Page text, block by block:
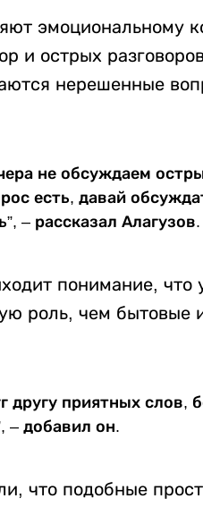
эмоциональному
и острых
нерешенные
не обсуждаем
есть, давай
– рассказал Алагузов.
понимание,
роль, чем бытовые
другу приятных слов,
– добавил он.
что подобные